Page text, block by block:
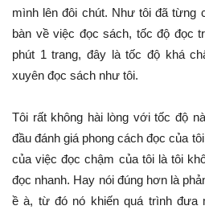
mình lên đôi chút. Như tôi đã từng
bàn về việc đọc sách, tốc độ đọc
phút 1 trang, đây là tốc độ khá
xuyên đọc sách như tôi.
Tôi rất không hài lòng với tốc độ
đầu đánh giá phong cách đọc của
của việc đọc chậm của tôi là tôi
đọc nhanh. Hay nói đúng hơn là
ề à, từ đó nó khiến quá trình đưa